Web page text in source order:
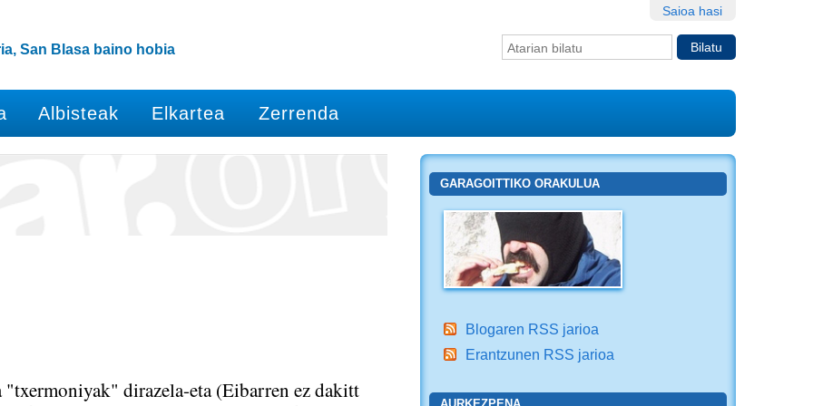
Saioa hasi
Bilatu atarian
San Blasa baino hobia
Albisteak Elkartea Zerrenda
dirazela-eta (Eibarren ez dakitt
GARAGOITTIKO ORAKULUA
Blogaren RSS jarioa
Erantzunen RSS jarioa